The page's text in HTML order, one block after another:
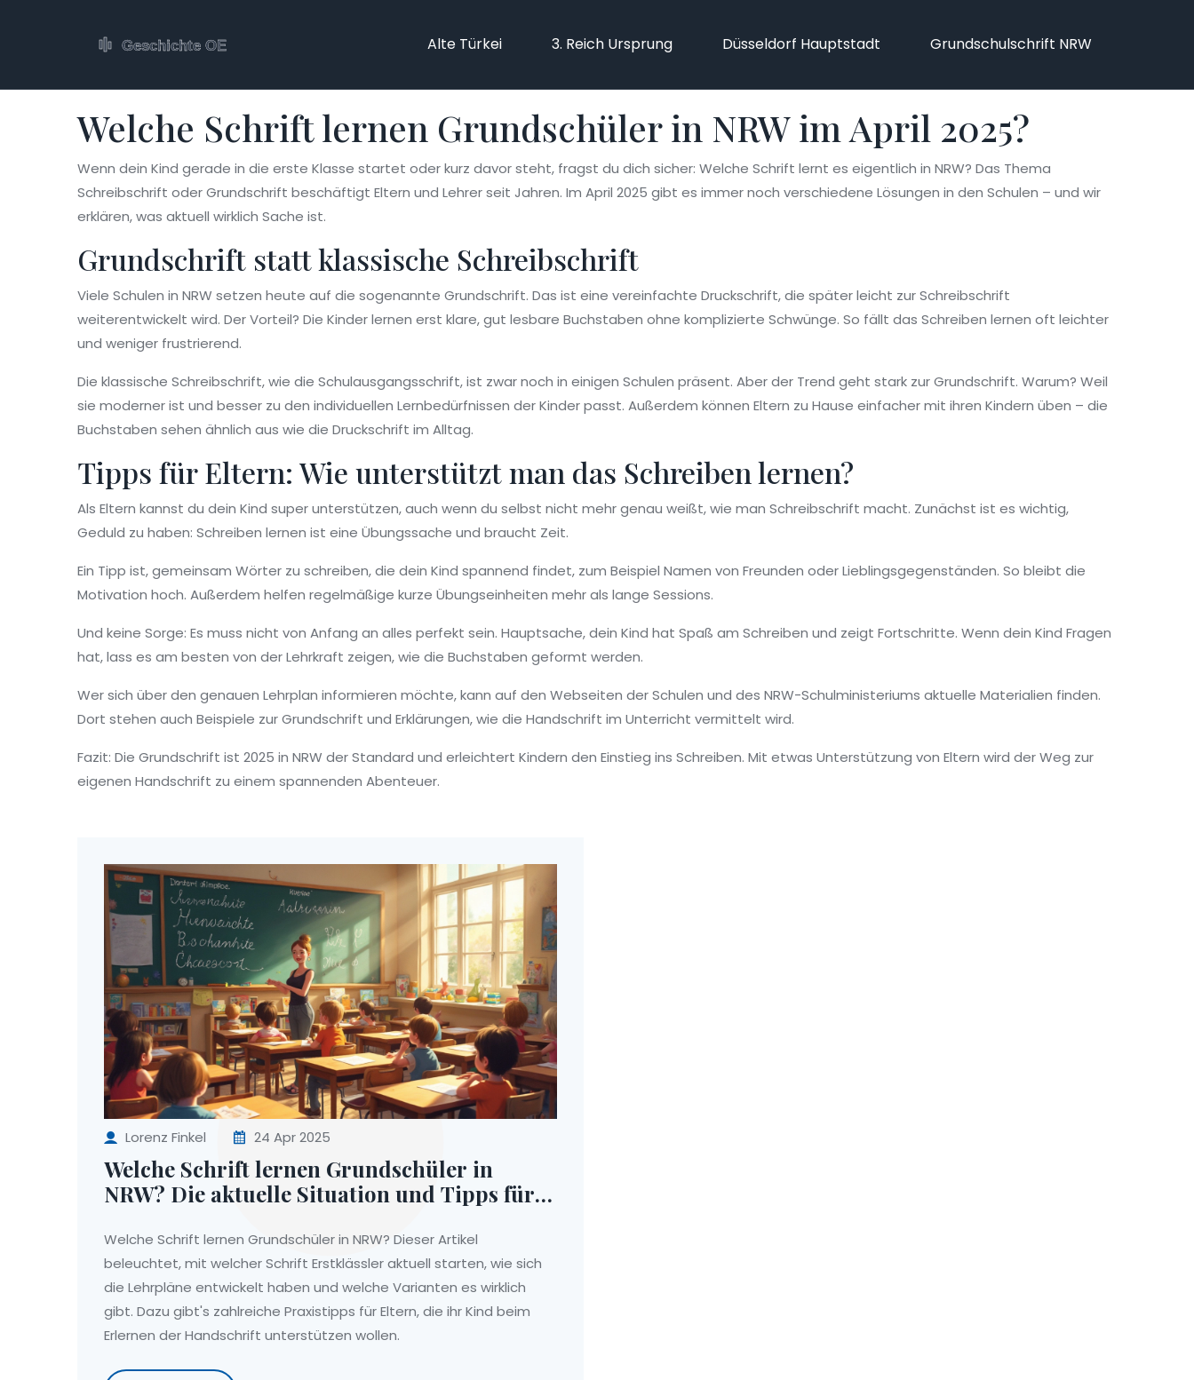
Alte Türkei 3. Reich Ursprung Düsseldorf Hauptstadt Grundschulschrift NRW
Welche Schrift lernen Grundschüler in NRW im April 2025?
Wenn dein Kind gerade in die erste Klasse startet oder kurz davor steht, fragst du dich sicher: Welche Schrift lernt es eigentlich in NRW? Das Thema
Schreibschrift oder Grundschrift beschäftigt Eltern und Lehrer seit Jahren. Im April 2025 gibt es immer noch verschiedene Lösungen in den Schulen – und wir
erklären, was aktuell wirklich Sache ist.
Grundschrift statt klassische Schreibschrift
Viele Schulen in NRW setzen heute auf die sogenannte Grundschrift. Das ist eine vereinfachte Druckschrift, die später leicht zur Schreibschrift
weiterentwickelt wird. Der Vorteil? Die Kinder lernen erst klare, gut lesbare Buchstaben ohne komplizierte Schwünge. So fällt das Schreiben lernen oft leichter
und weniger frustrierend.
Die klassische Schreibschrift, wie die Schulausgangsschrift, ist zwar noch in einigen Schulen präsent. Aber der Trend geht stark zur Grundschrift. Warum? Weil
sie moderner ist und besser zu den individuellen Lernbedürfnissen der Kinder passt. Außerdem können Eltern zu Hause einfacher mit ihren Kindern üben – die
Buchstaben sehen ähnlich aus wie die Druckschrift im Alltag.
Tipps für Eltern: Wie unterstützt man das Schreiben lernen?
Als Eltern kannst du dein Kind super unterstützen, auch wenn du selbst nicht mehr genau weißt, wie man Schreibschrift macht. Zunächst ist es wichtig,
Geduld zu haben: Schreiben lernen ist eine Übungssache und braucht Zeit.
Ein Tipp ist, gemeinsam Wörter zu schreiben, die dein Kind spannend findet, zum Beispiel Namen von Freunden oder Lieblingsgegenständen. So bleibt die
Motivation hoch. Außerdem helfen regelmäßige kurze Übungseinheiten mehr als lange Sessions.
Und keine Sorge: Es muss nicht von Anfang an alles perfekt sein. Hauptsache, dein Kind hat Spaß am Schreiben und zeigt Fortschritte. Wenn dein Kind Fragen
hat, lass es am besten von der Lehrkraft zeigen, wie die Buchstaben geformt werden.
Wer sich über den genauen Lehrplan informieren möchte, kann auf den Webseiten der Schulen und des NRW-Schulministeriums aktuelle Materialien finden.
Dort stehen auch Beispiele zur Grundschrift und Erklärungen, wie die Handschrift im Unterricht vermittelt wird.
Fazit: Die Grundschrift ist 2025 in NRW der Standard und erleichtert Kindern den Einstieg ins Schreiben. Mit etwas Unterstützung von Eltern wird der Weg zur
eigenen Handschrift zu einem spannenden Abenteuer.
Lorenz Finkel 24 Apr 2025
Welche Schrift lernen Grundschüler in
NRW? Die aktuelle Situation und Tipps für
Welche Schrift lernen Grundschüler in NRW? Dieser Artikel
beleuchtet, mit welcher Schrift Erstklässler aktuell starten, wie sich
die Lehrpläne entwickelt haben und welche Varianten es wirklich
gibt. Dazu gibt's zahlreiche Praxistipps für Eltern, die ihr Kind beim
Erlernen der Handschrift unterstützen wollen.